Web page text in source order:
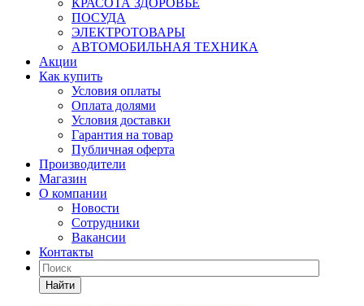
КРАСОТА ЗДОРОВЬЕ
ПОСУДА
ЭЛЕКТРОТОВАРЫ
АВТОМОБИЛЬНАЯ ТЕХНИКА
Акции
Как купить
Условия оплаты
Оплата долями
Условия доставки
Гарантия на товар
Публичная оферта
Производители
Магазин
О компании
Новости
Сотрудники
Вакансии
Контакты
Найти